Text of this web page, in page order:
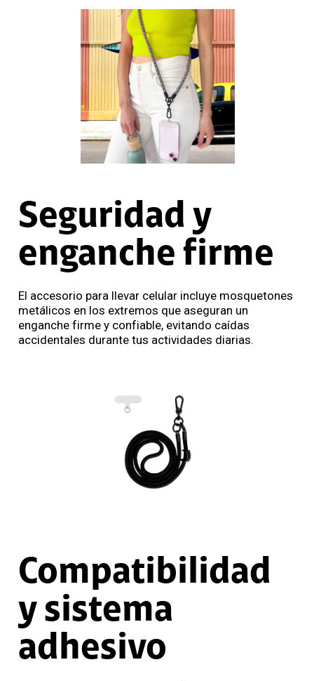
Seguridad y
enganche firme
El accesorio para llevar celular incluye mosquetones
metálicos en los extremos que aseguran un
enganche firme y confiable, evitando caídas
accidentales durante tus actividades diarias.
Compatibilidad
y sistema
adhesivo